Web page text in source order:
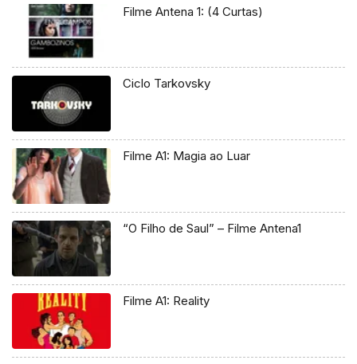
Filme Antena 1: (4 Curtas)
Ciclo Tarkovsky
Filme A1: Magia ao Luar
“O Filho de Saul” – Filme Antena1
Filme A1: Reality